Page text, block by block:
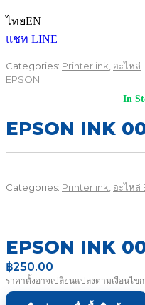
ไทยEN
แชท LINE
Categories: Printer ink อะไหล่
EPSON
In
EPSON INK
Categories: Printer ink, อะไหล่
EPSON INK
฿250.00
ราคาตั้งอาจเปลี่ยนแปลงตามเงื่อนไข